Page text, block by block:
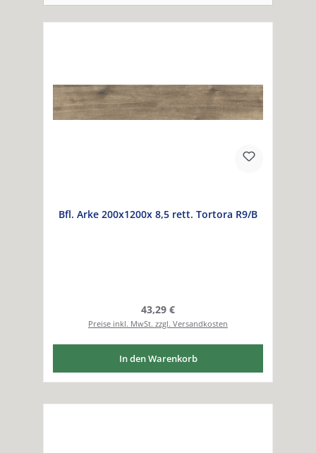
Bfl. Arke 200x1200x 8,5 rett. Tortora R9/B
Regulärer Preis:
43,29 €
Preise inkl. MwSt. zzgl. Versandkosten
In den Warenkorb